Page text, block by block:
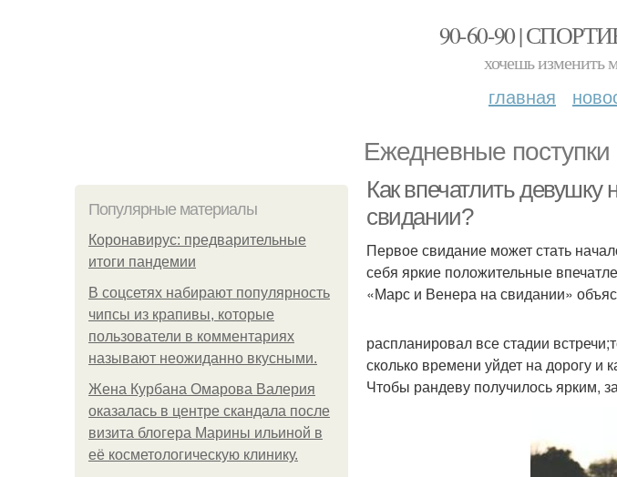
90-60-90 |
хочешь изменить
главная
Ежедневные поступки
Популярные материалы
Коронавирус: предварительные
итоги пандемии
В соцсетях набирают популярность
чипсы из крапивы, которые
пользователи в комментариях
называют неожиданно вкусными.
Жена Курбана Омарова Валерия
оказалась в центре скандала после
визита блогера Марины ильиной в
её косметологическую клинику.
Как впечатлить
свидании?
Первое свидание может стать
себя яркие положительные
«Марс и Венера на свидании»
распланировал все стадии
сколько времени уйдет на дорогу и
Чтобы рандеву получилось ярким,